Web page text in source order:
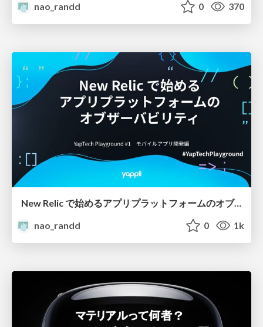
nao_randd
0 370
New Relic で始めるアプリプラットフォームのオブザーバビリティ
nao_randd
0 1k